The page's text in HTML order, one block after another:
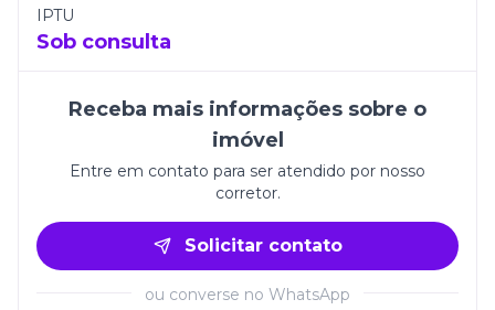
Residence é ter o privilégio de desfrutar de um dos
endereços mais desejados de Santa Catarina, em
IPTU
Sob consulta
Receba mais informações sobre o
imóvel
Entre em contato para ser atendido por nosso
corretor.
Solicitar contato
ou converse no WhatsApp